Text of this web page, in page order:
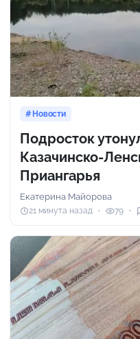
Новости
Подросток
Казачинско-
Приангарья
Екатерина Майорова
21 минута назад 79